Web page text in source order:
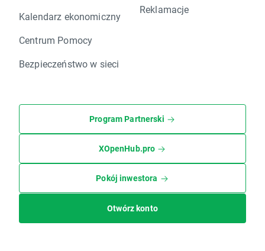
Kalendarz ekonomiczny
Centrum Pomocy
Bezpieczeństwo w sieci
Reklamacje
Program Partnerski
XOpenHub.pro
Pokój inwestora
Otwórz konto